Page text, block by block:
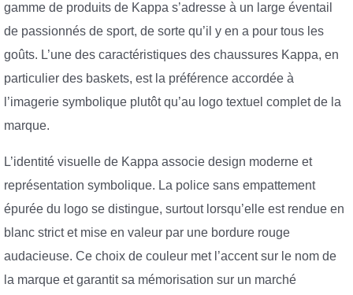
gamme de produits de Kappa s’adresse à un large éventail
de passionnés de sport, de sorte qu’il y en a pour tous les
goûts. L’une des caractéristiques des chaussures Kappa, en
particulier des baskets, est la préférence accordée à
l’imagerie symbolique plutôt qu’au logo textuel complet de la
marque.
L’identité visuelle de Kappa associe design moderne et
représentation symbolique. La police sans empattement
épurée du logo se distingue, surtout lorsqu’elle est rendue en
blanc strict et mise en valeur par une bordure rouge
audacieuse. Ce choix de couleur met l’accent sur le nom de
la marque et garantit sa mémorisation sur un marché